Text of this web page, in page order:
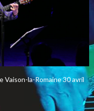
Vaison-la-Romaine 30 avril